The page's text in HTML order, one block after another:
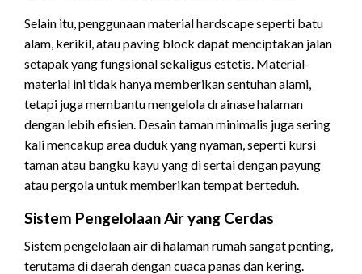
Selain itu, penggunaan material hardscape seperti batu
alam, kerikil, atau paving block dapat menciptakan jalan
setapak yang fungsional sekaligus estetis. Material-
material ini tidak hanya memberikan sentuhan alami,
tetapi juga membantu mengelola drainase halaman
dengan lebih efisien. Desain taman minimalis juga sering
kali mencakup area duduk yang nyaman, seperti kursi
taman atau bangku kayu yang di sertai dengan payung
atau pergola untuk memberikan tempat berteduh.
Sistem Pengelolaan Air yang Cerdas
Sistem pengelolaan air di halaman rumah sangat penting,
terutama di daerah dengan cuaca panas dan kering.